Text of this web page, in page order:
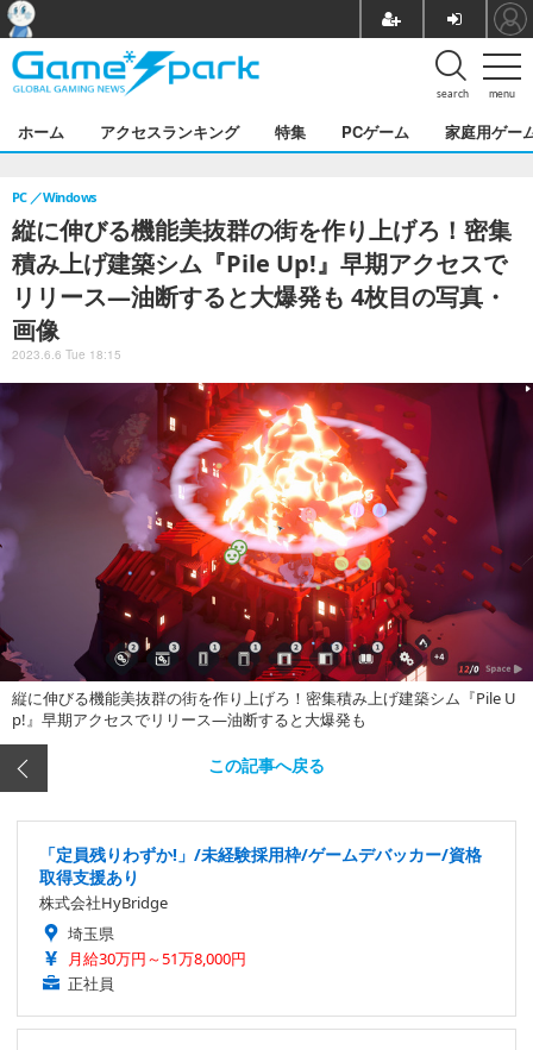
menu
search
ホーム アクセスランキング 特集 PCゲーム 家庭用ゲー
縦に伸びる機能美抜群の街を作り上げろ！密集
積み上げ建築シム『Pile Up!』早期アクセスで
リリース―油断すると大爆発も 4枚目の写真・
画像
PC Windows
2023.6.6 Tue 18:15
縦に伸びる機能美抜群の街を作り上げろ！密集積み上げ建築シム『Pile U
p!』早期アクセスでリリース―油断すると大爆発も
この記事へ戻る
「定員残りわずか!」/未経験採用枠/ゲームデバッカー/資格
取得支援あり
株式会社HyBridge
埼玉県
月給30万円～51万8,000円
正社員